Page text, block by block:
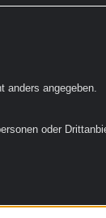
anders angegeben.
oder